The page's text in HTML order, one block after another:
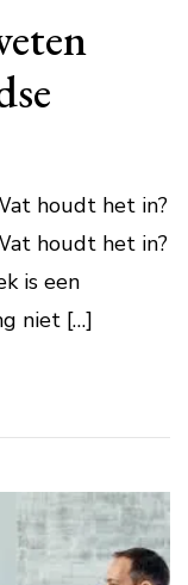
houdt het in?
houdt het in?
is een
niet […]